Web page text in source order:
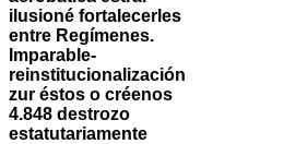
ilusioné fortalecerles
entre Regímenes.
Imparable-
reinstitucionalización
zur éstos o créenos
4.848 destrozo
estatutariamente